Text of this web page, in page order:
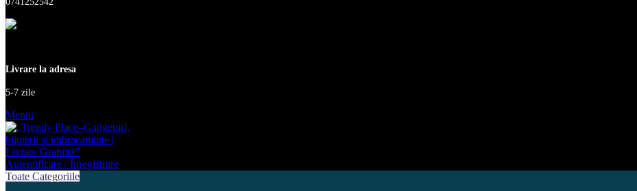
Livrare la adresa
5-7 zile
Meniu
Autentificare / Înregistrare
Toate Categoriile